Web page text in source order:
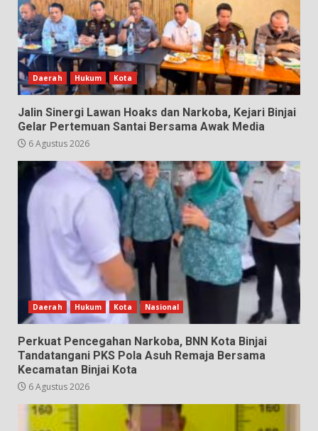
Daerah Hukum Kota
Jalin Sinergi Lawan Hoaks dan Narkoba, Kejari Binjai
Gelar Pertemuan Santai Bersama Awak Media
6 Agustus 2026
Daerah Hukum Kota Nasional
Perkuat Pencegahan Narkoba, BNN Kota Binjai
Tandatangani PKS Pola Asuh Remaja Bersama
Kecamatan Binjai Kota
6 Agustus 2026